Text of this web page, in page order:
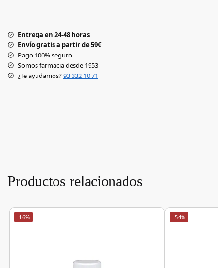
Entrega en 24-48 horas
Envío gratis a partir de 59€
Pago 100% seguro
Somos farmacia desde 1953
¿Te ayudamos?93 332 10 71
Productos relacionados
-16% -54%